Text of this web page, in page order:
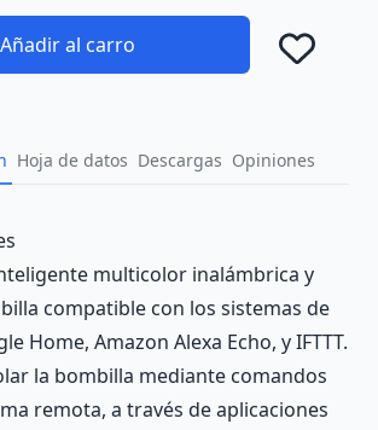
Añadir al carro
Hoja de datos Descargas Opiniones
multicolor inalámbrica y
compatible con los sistemas de
Home, Amazon Alexa Echo, y IFTTT.
la bombilla mediante comandos
remota, a través de aplicaciones